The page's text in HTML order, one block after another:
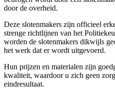
door de overheid.
Deze slotenmakers zijn officieel
strenge richtlijnen van het
worden de slotenmakers dikwijls
het werk dat er wordt uitgevoerd.
Hun prijzen en materialen zijn
kwaliteit, waardoor u zich geen
eindresultaat.